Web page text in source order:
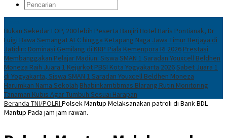
Bukan Sekedar LOP, 200 lebih Peserta Banjiri Hotel Haris Pontianak, Dr
Luigi Bawa Semangat AFC hingga Ketapang Naga Jawa Timur Berjaya di
Jatidiri: Dominasi Gemilang di KRP Piala Kemenpora RI 2026 Prestasi
Membanggakan Pelajar Madiun: Siswa SMAN 1 Saradan Youxcell Beldhen
Moneza Raih Juara 1 Kejurkot PBSI Kota Yogyakarta 2026Sabet Juara 1
di Yogyakarta, Siswa SMAN 1 Saradan Youxcell Beldhen Moneza
Harumkan Nama Sekolah Bhabinkamtibmas Blarang Rutin Monitoring
Tanaman Kubis Agar Tumbuh Sesuai Harapan
Beranda TNI/POLRI Polsek Mantup Melaksanakan patroli di Bank BDL
Mantup Pada jam jam rawan.